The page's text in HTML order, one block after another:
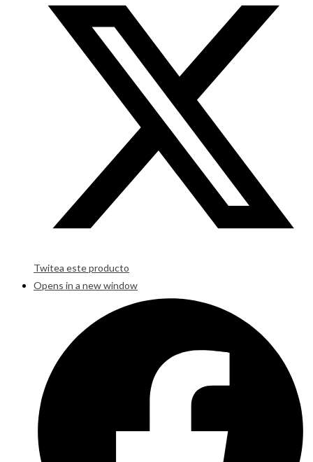
Twitea este producto
Opens in a new window